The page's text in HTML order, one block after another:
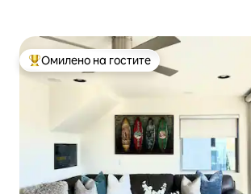
Меѓу најуспешните „Омилени на гостите“
Омилено на гостите